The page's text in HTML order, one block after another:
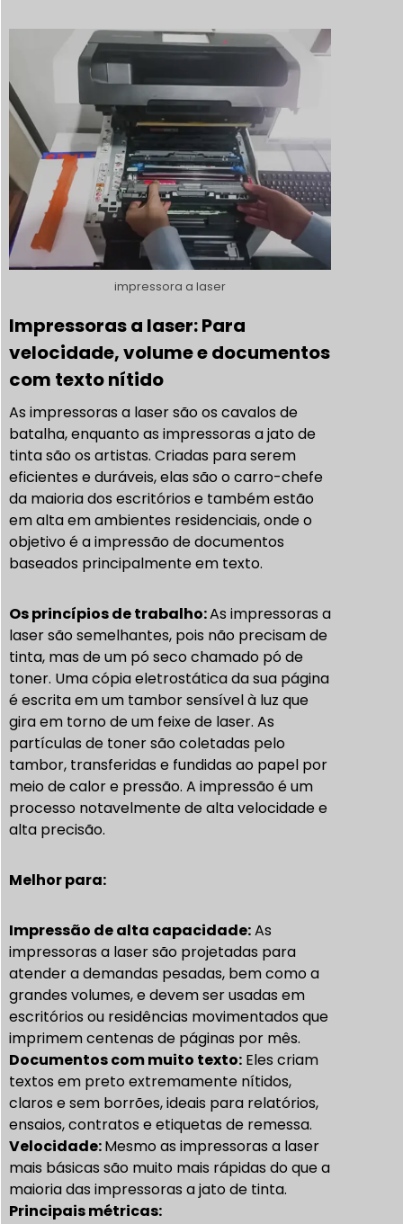
impressora a laser
Impressoras a laser: Para
velocidade, volume e documentos
com texto nítido
As impressoras a laser são os cavalos de
batalha, enquanto as impressoras a jato de
tinta são os artistas. Criadas para serem
eficientes e duráveis, elas são o carro-chefe
da maioria dos escritórios e também estão
em alta em ambientes residenciais, onde o
objetivo é a impressão de documentos
baseados principalmente em texto.
Os princípios de trabalho:As impressoras a
laser são semelhantes, pois não precisam de
tinta, mas de um pó seco chamado pó de
toner. Uma cópia eletrostática da sua página
é escrita em um tambor sensível à luz que
gira em torno de um feixe de laser. As
partículas de toner são coletadas pelo
tambor, transferidas e fundidas ao papel por
meio de calor e pressão. A impressão é um
processo notavelmente de alta velocidade e
alta precisão.
Melhor para:
Impressão de alta capacidade:As
impressoras a laser são projetadas para
atender a demandas pesadas, bem como a
grandes volumes, e devem ser usadas em
escritórios ou residências movimentados que
imprimem centenas de páginas por mês.
Documentos com muito texto: Eles criam
textos em preto extremamente nítidos,
claros e sem borrões, ideais para relatórios,
ensaios, contratos e etiquetas de remessa.
Velocidade:Mesmo as impressoras a laser
mais básicas são muito mais rápidas do que a
maioria das impressoras a jato de tinta.
Principais métricas: